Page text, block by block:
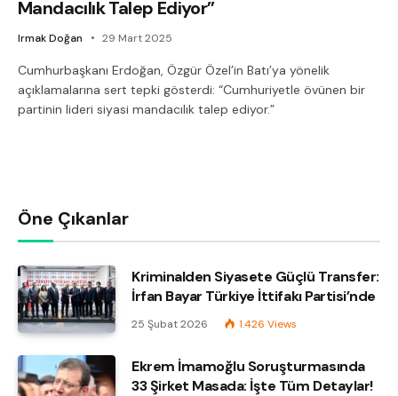
Mandacılık Talep Ediyor”
Irmak Doğan 29 Mart 2025
Cumhurbaşkanı Erdoğan, Özgür Özel’in Batı’ya yönelik
açıklamalarına sert tepki gösterdi: “Cumhuriyetle övünen bir
partinin lideri siyasi mandacılık talep ediyor.”
Öne Çıkanlar
Kriminalden Siyasete Güçlü Transfer:
İrfan Bayar Türkiye İttifakı Partisi’nde
25 Şubat 2026 1.426 Views
Ekrem İmamoğlu Soruşturmasında
33 Şirket Masada: İşte Tüm Detaylar!